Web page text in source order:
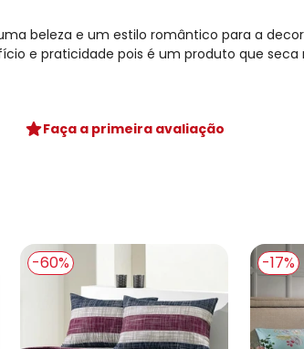
beleza e um estilo romântico para a
e praticidade pois é um produto que seca
Faça a primeira avaliação
-60% -17%